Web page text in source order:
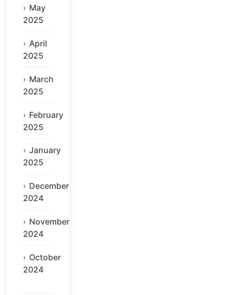
May
2025
April
2025
March
2025
February
2025
January
2025
December
2024
November
2024
October
2024